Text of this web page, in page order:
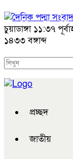
চুয়াডাঙ্গা ১১:৩৭
১৪৩৩ বঙ্গাব্দ
প্রচ্ছদ
জাতীয়